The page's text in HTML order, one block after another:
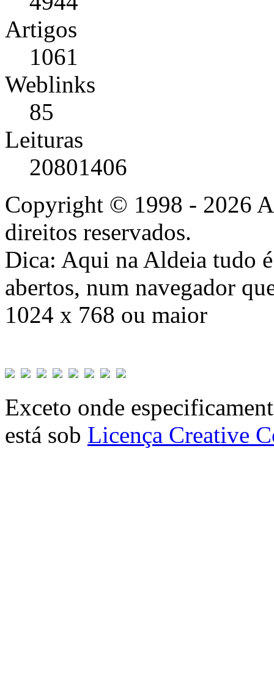
Artigos
1061
Weblinks
85
Leituras
20801406
Copyright © 1998 - 2026
direitos reservados.
Dica: Aqui na Aldeia tudo
abertos, num navegador
1024 x 768 ou maior
Exceto onde
está sob Licença Creative